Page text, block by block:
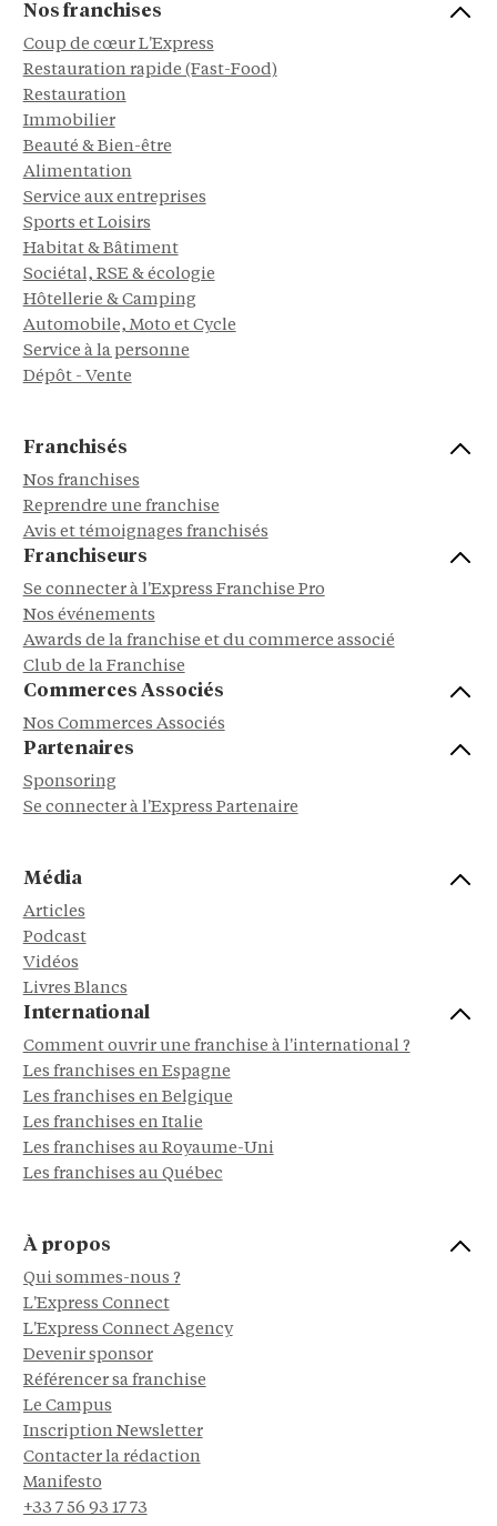
Nos franchises
Coup de cœur L'Express
Restauration rapide (Fast-Food)
Restauration
Immobilier
Beauté & Bien-être
Alimentation
Service aux entreprises
Sports et Loisirs
Habitat & Bâtiment
Sociétal, RSE & écologie
Hôtellerie & Camping
Automobile, Moto et Cycle
Service à la personne
Dépôt - Vente
Franchisés
Nos franchises
Reprendre une franchise
Avis et témoignages franchisés
Franchiseurs
Se connecter à l'Express Franchise Pro
Nos événements
Awards de la franchise et du commerce associé
Club de la Franchise
Commerces Associés
Nos Commerces Associés
Partenaires
Sponsoring
Se connecter à l'Express Partenaire
Média
Articles
Podcast
Vidéos
Livres Blancs
International
Comment ouvrir une franchise à l'international ?
Les franchises en Espagne
Les franchises en Belgique
Les franchises en Italie
Les franchises au Royaume-Uni
Les franchises au Québec
À propos
Qui sommes-nous ?
L'Express Connect
L'Express Connect Agency
Devenir sponsor
Référencer sa franchise
Le Campus
Inscription Newsletter
Contacter la rédaction
Manifesto
+33 7 56 93 17 73